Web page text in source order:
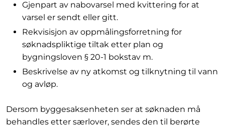
Gjenpart av nabovarsel med kvittering for at
varsel er sendt eller gitt.
Rekvisisjon av oppmålingsforretning for
søknadspliktige tiltak etter plan og
bygningsloven § 20-1 bokstav m.
Beskrivelse av ny atkomst og tilknytning til vann
og avløp.
Dersom byggesaksenheten ser at søknaden må
behandles etter særlover, sendes den til berørte